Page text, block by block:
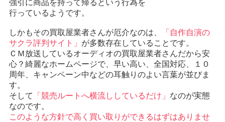
強引に商品を持って帰るという行為を
行っているようです。
しかもその買取屋業者さんが厄介なのは、
「自作自演の
サクラ評判サイト」 が多数存在していることです。
ＣＭ放送しているオーディオの買取屋業者さんだから安
心？綺麗なホームページで、早い高い、全国対応、１０
周年、キャンペーン中などの耳触りのよい言葉が並びま
す。
そして
「競売ルートへ横流ししているだけ」 なのが実態
なのです。
このような方針で高く買い取りができるはずはありませ